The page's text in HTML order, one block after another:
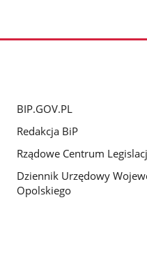
BIP.GOV.PL
Redakcja BiP
Rządowe Centrum
Dziennik Urzędowy
Opolskiego